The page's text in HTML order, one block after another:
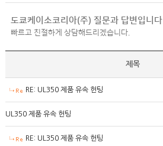
도쿄케이소코리아(주) 질문과 답변입니다.
빠르고 친절하게 상담해드리겠습니다.
제목
RE: UL350 제품 유속 헌팅
UL350 제품 유속 헌팅
RE: UL350 제품 유속 헌팅